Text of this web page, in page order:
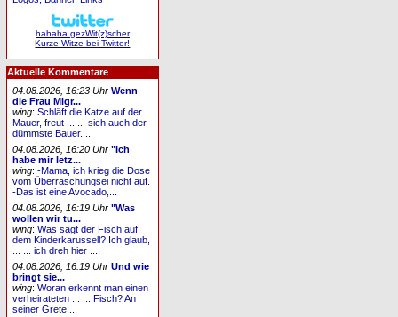
hahaha gezWit(z)scher
Kurze Witze bei Twitter!
Aktuelle Kommentare
04.08.2026, 16:23 Uhr Wenn
die Frau Migr...
wing:Schläft die Katze auf der
Mauer, freut ... ... sich auch der
dümmste Bauer....
04.08.2026, 16:20 Uhr "Ich
habe mir letz...
wing:-Mama, ich krieg die Dose
vom Überraschungsei nicht auf.
-Das ist eine Avocado,...
04.08.2026, 16:19 Uhr "Was
wollen wir tu...
wing:Was sagt der Fisch auf
dem Kinderkarussell? Ich glaub,
... ... ich dreh hier ...
04.08.2026, 16:19 Uhr Und wie
bringt sie...
wing:Woran erkennt man einen
verheirateten ... ... Fisch? An
seiner Grete....